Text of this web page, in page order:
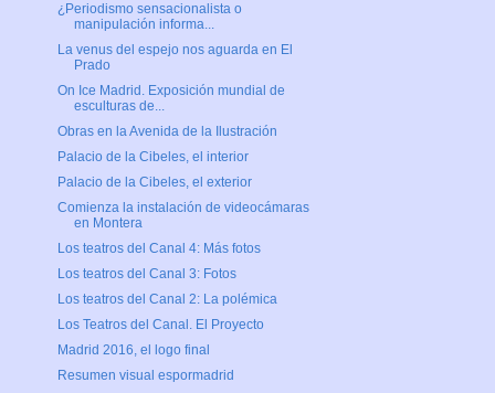
¿Periodismo sensacionalista o
manipulación informa...
La venus del espejo nos aguarda en El
Prado
On Ice Madrid. Exposición mundial de
esculturas de...
Obras en la Avenida de la Ilustración
Palacio de la Cibeles, el interior
Palacio de la Cibeles, el exterior
Comienza la instalación de videocámaras
en Montera
Los teatros del Canal 4: Más fotos
Los teatros del Canal 3: Fotos
Los teatros del Canal 2: La polémica
Los Teatros del Canal. El Proyecto
Madrid 2016, el logo final
Resumen visual espormadrid